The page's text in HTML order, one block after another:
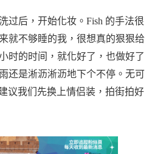
过后，开始化妆。Fish 的手法很
就不够睡的我，很想真的狠狠给
时的时间，就化好了，也做好了
还是淅沥淅沥地下个不停。无可
议我们先换上情侣装，拍街拍好